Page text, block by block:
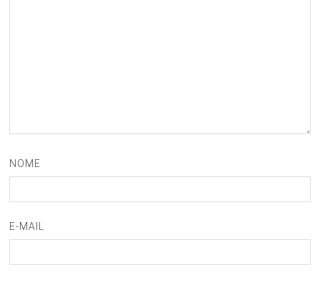
NOME
E-MAIL